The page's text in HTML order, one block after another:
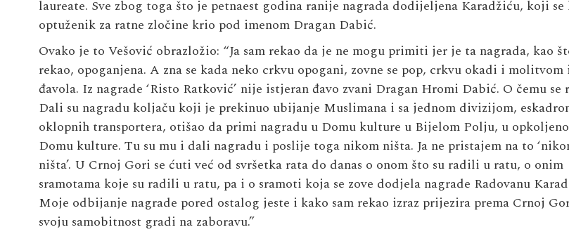
laureate. Sve zbog toga što je petnaest godina ranije nagrada dodijeljena Karadžiću, koji se
optuženik za ratne zločine krio pod imenom Dragan Dabić.
Ovako je to Vešović obrazložio: “Ja sam rekao da je ne mogu primiti jer je ta nagrada, kao
rekao, opoganjena. A zna se kada neko crkvu opogani, zovne se pop, crkvu okadi i molitvom
đavola. Iz nagrade ‘Risto Ratković’ nije istjeran đavo zvani Dragan Hromi Dabić. O čemu se
Dali su nagradu koljaču koji je prekinuo ubijanje Muslimana i sa jednom divizijom,
oklopnih transportera, otišao da primi nagradu u Domu kulture u Bijelom Polju, u
Domu kulture. Tu su mu i dali nagradu i poslije toga nikom ništa. Ja ne pristajem na to
ništa’. U Crnoj Gori se ćuti već od svršetka rata do danas o onom što su radili u ratu, o onim
sramotama koje su radili u ratu, pa i o sramoti koja se zove dodjela nagrade Radovanu
Moje odbijanje nagrade pored ostalog jeste i kako sam rekao izraz prijezira prema Crnoj
svoju samobitnost gradi na zaboravu.”